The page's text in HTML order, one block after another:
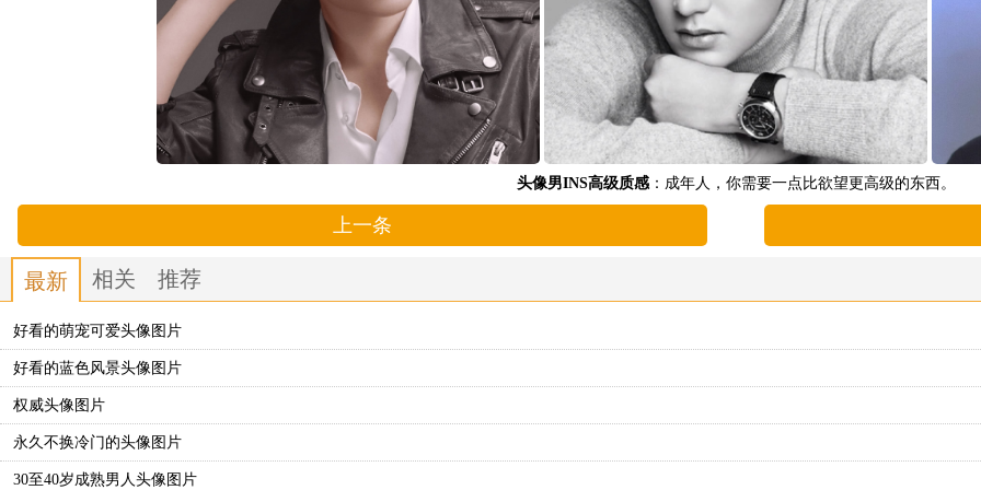
头像男INS高级质感：成年人，你需要一点比欲望更高级的东西。
上一条
最新 相关 推荐
好看的萌宠可爱头像图片
好看的蓝色风景头像图片
权威头像图片
永久不换冷门的头像图片
30至40岁成熟男人头像图片